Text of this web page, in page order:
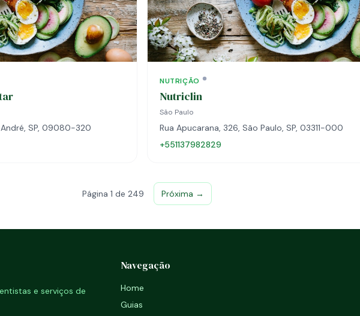
André, SP, 09080-320
NUTRIÇÃO
Nutriclin
São Paulo
Rua Apucarana, 326, São Paulo, SP, 03311-000
+551137982829
Página 1 de 249 Próxima →
e serviços de
Navegação
Home
Guias